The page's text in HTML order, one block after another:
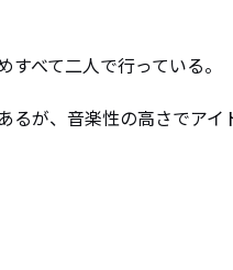
べて二人で行っている。
るが、音楽性の高さでア